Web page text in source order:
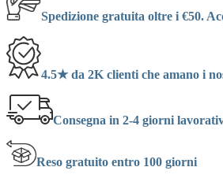
Spedizione gratuita oltre i €50.
4.5★ da 2K clienti che amano i
Consegna in 2-4 giorni
Reso gratuito entro 100 giorni